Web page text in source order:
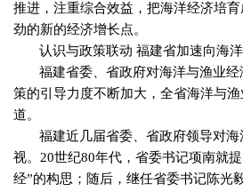
推进，注重综合效益，把海洋经济培
劲的新的经济增长点。
认识与政策联动 福建省加速向海
福建省委、省政府对海洋与渔业
策的引导力度不断加大，全省海洋与
道。
福建近几届省委、省政府领导对
视。 20世纪80年代，省委书记项南就
经”的构思；随后，继任省委书记陈光